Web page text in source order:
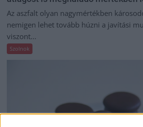
Az aszfalt olyan nagymértékben
nemigen lehet tovább húzni a javítási
viszont...
Szolnok